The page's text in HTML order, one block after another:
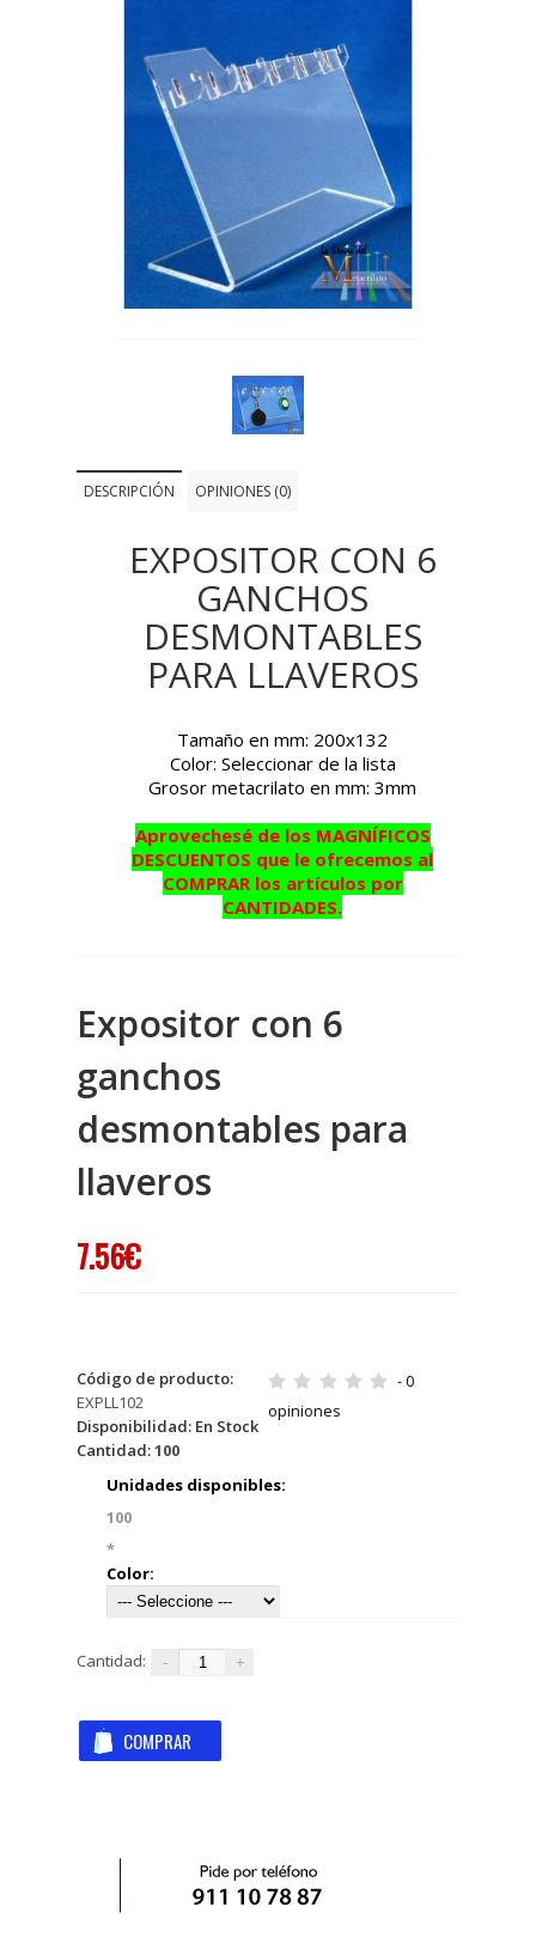
DESCRIPCIÓN OPINIONES (0)
EXPOSITOR CON 6
GANCHOS
DESMONTABLES
PARA LLAVEROS
Tamaño en mm: 200x132
Color: Seleccionar de la lista
Grosor metacrilato en mm: 3mm
Aprovechesé de los MAGNÍFICOS
DESCUENTOS que le ofrecemos al
COMPRAR los artículos por
CANTIDADES.
Expositor con 6
ganchos
desmontables para
llaveros
7.56€
Código de producto:
EXPLL102
Disponibilidad: En Stock
Cantidad:100
- 0
opiniones
Unidades disponibles:
100
*
Color:
Cantidad: